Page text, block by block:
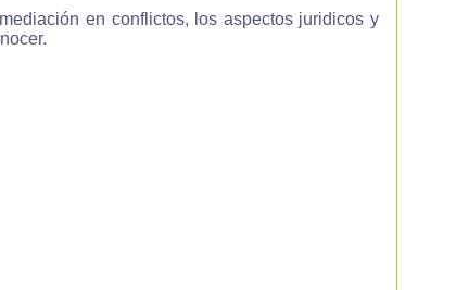
en conflictos, los aspectos juridicos y